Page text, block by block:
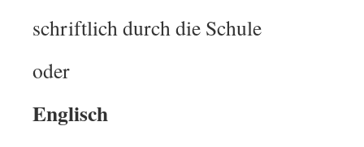
schriftlich durch die Schule
oder
Englisch